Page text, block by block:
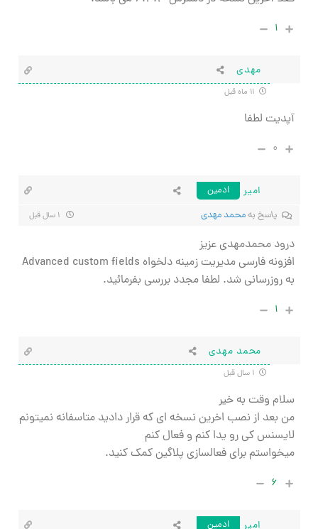
۱
مهدی
آپدیت لطفا
۰
امیر
ادمین
پاسخ بهمحمد مهدی
درود محمدمهدی عزیز
افزونه فارسی مدیریت زمینه دلخواه Advanced custom fields
به روزرسانی شد. لطفا مجدد بررسی بفرمائید.
۱
محمد مهدی
سلام وقت به خیر
من بعد از نصب اخرین نسخه ای که قرار دادید متاسفانه نمیتونم
لایسنس کی رو یدا کنم و فعال کنم
میخواستم برای فعالسازی پلاگین کمک کنید.
۶
امیر
ادمین